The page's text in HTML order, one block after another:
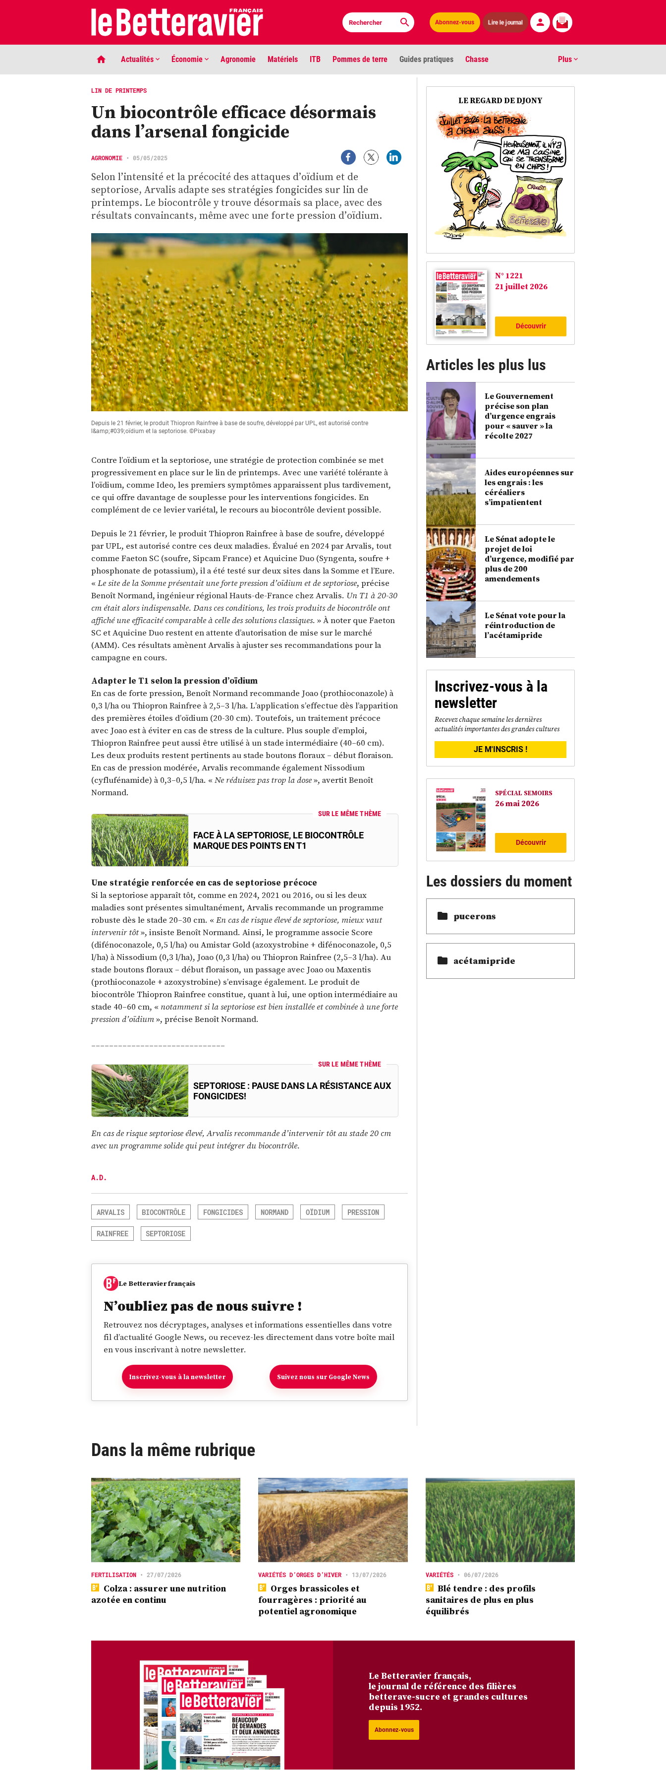
Abonnez-vous Lire le journal
Actualités Économie Agronomie Matériels ITB Pommes de terre Guides pratiques Chasse Plus
LIGNE DE MIRE
Phaco quand tu nous tiens …
LIGNE DE MIRE
Les louvetiers devant le Parlement
PLUS
Anciens numéros
Biocarburants
Environnement
Vidéos
Contact
LIN DE PRINTEMPS
Un biocontrôle efficace désormais
dans l’arsenal fongicide
AGRONOMIE • 05/05/2025
Selon l’intensité et la précocité des attaques d’oïdium et de
septoriose, Arvalis adapte ses stratégies fongicides sur lin de
printemps. Le biocontrôle y trouve désormais sa place, avec des
résultats convaincants, même avec une forte pression d’oïdium.
Depuis le 21 février, le produit Thiopron Rainfree à base de soufre, développé par UPL, est autorisé contre
l&amp;#039;oïdium et la septoriose. ©Pixabay
Contre l’oïdium et la septoriose, une stratégie de protection combinée se met
progressivement en place sur le lin de printemps. Avec une variété tolérante à
l’oïdium, comme Ideo, les premiers symptômes apparaissent plus tardivement,
ce qui offre davantage de souplesse pour les interventions fongicides. En
complément de ce levier variétal, le recours au biocontrôle devient possible.
Depuis le 21 février, le produit Thiopron Rainfree à base de soufre, développé
par UPL, est autorisé contre ces deux maladies. Évalué en 2024 par Arvalis, tout
comme Faeton SC (soufre, Sipcam France) et Aquicine Duo (Syngenta, soufre +
phosphonate de potassium), il a été testé sur deux sites dans la Somme et l’Eure.
«Le site de la Somme présentait une forte pression d’oïdium et de septoriose, précise
Benoît Normand, ingénieur régional Hauts-de-France chez Arvalis. Un T1 à 20-30
cm était alors indispensable. Dans ces conditions, les trois produits de biocontrôle ont
affiché une efficacité comparable à celle des solutions classiques. » À noter que Faeton
SC et Aquicine Duo restent en attente d’autorisation de mise sur le marché
(AMM). Ces résultats amènent Arvalis à ajuster ses recommandations pour la
campagne en cours.
Adapter le T1 selon la pression d’oïdium
En cas de forte pression, Benoît Normand recommande Joao (prothioconazole) à
0,3 l/ha ou Thiopron Rainfree à 2,5–3 l/ha. L’application s’effectue dès l’apparition
des premières étoiles d’oïdium (20-30 cm). Toutefois, un traitement précoce
avec Joao est à éviter en cas de stress de la culture. Plus souple d’emploi,
Thiopron Rainfree peut aussi être utilisé à un stade intermédiaire (40–60 cm).
Les deux produits restent pertinents au stade boutons floraux – début floraison.
En cas de pression modérée, Arvalis recommande également Nissodium
(cyflufénamide) à 0,3–0,5 l/ha. «Ne réduisez pas trop la dose», avertit Benoît
Normand.
SUR LE MÊME THÈME
FACE À LA SEPTORIOSE, LE BIOCONTRÔLE
MARQUE DES POINTS EN T1
Une stratégie renforcée en cas de septoriose précoce
Si la septoriose apparaît tôt, comme en 2024, 2021 ou 2016, ou si les deux
maladies sont présentes simultanément, Arvalis recommande un programme
robuste dès le stade 20–30 cm. «En cas de risque élevé de septoriose, mieux vaut
intervenir tôt», insiste Benoît Normand. Ainsi, le programme associe Score
(difénoconazole, 0,5 l/ha) ou Amistar Gold (azoxystrobine + difénoconazole, 0,5
l/ha) à Nissodium (0,3 l/ha), Joao (0,3 l/ha) ou Thiopron Rainfree (2,5–3 l/ha). Au
stade boutons floraux – début floraison, un passage avec Joao ou Maxentis
(prothioconazole + azoxystrobine) s’envisage également. Le produit de
biocontrôle Thiopron Rainfree constitue, quant à lui, une option intermédiaire au
stade 40–60 cm, « notamment si la septoriose est bien installée et combinée à une forte
pression d’oïdium», précise Benoît Normand.
SUR LE MÊME THÈME
SEPTORIOSE : PAUSE DANS LA RÉSISTANCE AUX
FONGICIDES!
En cas de risque septoriose élevé, Arvalis recommande d’intervenir tôt au stade 20 cm
avec un programme solide qui peut intégrer du biocontrôle.
A.D.
ARVALIS BIOCONTRÔLE FONGICIDES NORMAND OÏDIUM PRESSION
RAINFREE SEPTORIOSE
Le Betteravier français
N’oubliez pas de nous suivre !
Retrouvez nos décryptages, analyses et informations essentielles dans votre
fil d’actualité Google News, ou recevez-les directement dans votre boîte mail
en vous inscrivant à notre newsletter.
Inscrivez-vous à la newsletter Suivez nous sur Google News
LE REGARD DE DJONY
N° 1221
21 juillet 2026
Découvrir
Articles les plus lus
Le Gouvernement
précise son plan
d’urgence engrais
pour « sauver » la
récolte 2027
Aides européennes sur
les engrais : les
céréaliers
s’impatientent
Le Sénat adopte le
projet de loi
d’urgence, modifié par
plus de 200
amendements
Le Sénat vote pour la
réintroduction de
l’acétamipride
Inscrivez-vous à la
newsletter
Recevez chaque semaine les dernières
actualités importantes des grandes cultures
JE M'INSCRIS !
SPÉCIAL SEMOIRS
26 mai 2026
Découvrir
Les dossiers du moment
pucerons
acétamipride
Dans la même rubrique
FERTILISATION • 27/07/2026
Colza : assurer une nutrition
azotée en continu
VARIÉTÉS D’ORGES D’HIVER • 13/07/2026
Orges brassicoles et
fourragères : priorité au
potentiel agronomique
VARIÉTÉS • 06/07/2026
Blé tendre : des profils
sanitaires de plus en plus
équilibrés
Le Betteravier français,
le journal de référence des filières
betterave-sucre et grandes cultures
depuis 1952.
Abonnez-vous